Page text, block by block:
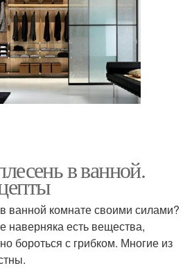
в ванной.
ванной комнате своими силами?
наверняка есть вещества,
бороться с грибком. Многие из